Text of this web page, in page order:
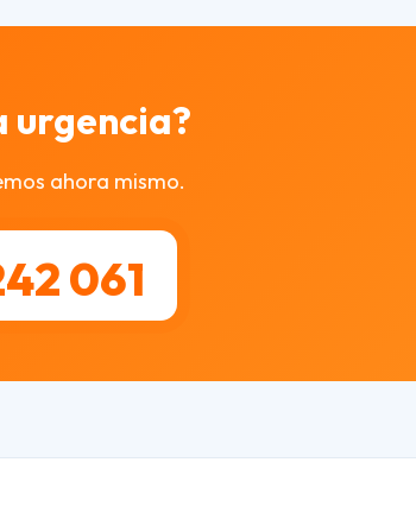
urgencia?
ahora mismo.
061